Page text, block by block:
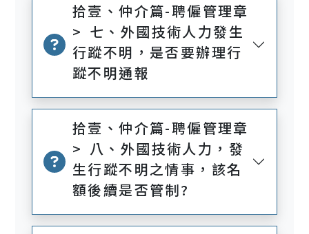
拾壹、仲介篇-聘僱管理章
> 七、外國技術人力發生
行蹤不明，是否要辦理行
蹤不明通報
拾壹、仲介篇-聘僱管理章
> 八、外國技術人力，發
生行蹤不明之情事，該名
額後續是否管制?